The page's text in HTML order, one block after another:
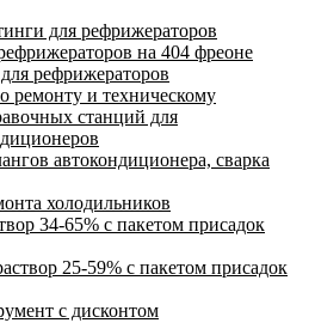
для рефрижераторов
на 404 фреоне
рефрижераторов
ремонту и техническому
станций для
автокондиционера, сварка
холодильников
34-65% с пакетом присадок
25-59% с пакетом присадок
с дисконтом